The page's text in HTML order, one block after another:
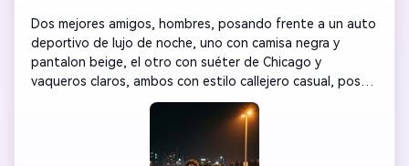
Dos mejores amigos, hombres, posando frente a un auto
deportivo de lujo de noche, uno con camisa negra y
pantalon beige, el otro con suéter de Chicago y
vaqueros claros, ambos con estilo callejero casual, poses
confiadas apoyados en el auto, iluminación cálida de
farola creando atmósfera cinematográfica, fondo de
estacionamiento desenfocado, poca profundidad de
campo, gradación de color intensa con naranja y sombras